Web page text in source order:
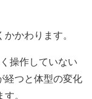
かわります。
操作していない
経つと体型の変化
。